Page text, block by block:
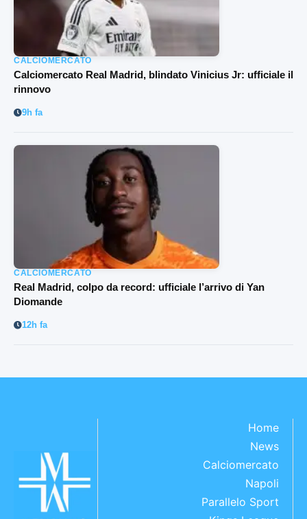
CALCIOMERCATO
Calciomercato Real Madrid, blindato Vinicius Jr: ufficiale il
rinnovo
9h fa
CALCIOMERCATO
Real Madrid, colpo da record: ufficiale l’arrivo di Yan
Diomande
12h fa
Home
News
Calciomercato
Napoli
Parallelo Sport